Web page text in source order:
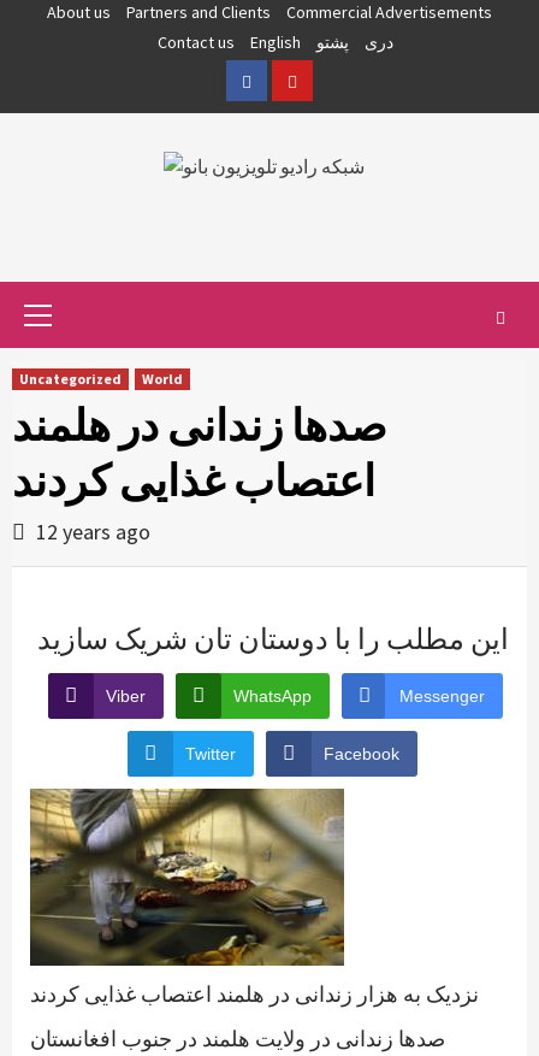
About us Partners and Clients
Commercial Advertisements
Contact us
English پشتو
دری
FacebookYouTube
Uncategorized World
صدها زندانی در هلمند
اعتصاب غذایی کردند
12 years ago
این مطلب را با دوستان تان شریک سازید
Viber WhatsApp Messenger
Twitter Facebook
نزدیک به هزار زندانی در هلمند اعتصاب غذایی کردند
صدها زندانی در ولایت هلمند در جنوب افغانستان